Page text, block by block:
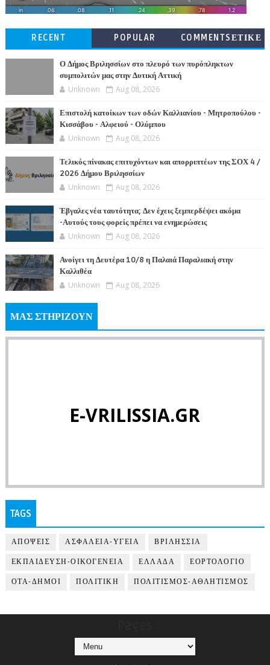
RECENT POPULAR
COMMENTSΕΤΙΚΕ
Ο Δήμος Βριλησσίων στο πλευρό των πυρόπληκτων
συμπολιτών μας στην Δυτική Αττική
Unknown Aug 08, 2026
Επιστολή κατοίκων των οδών Καλλιανίου - Μητροπούλου -
Κισσάβου - Αλφειού - Ολύμπου
Unknown Aug 08, 2026
Τελικός πίνακας επιτυχόντων και απορριπτέων της ΣΟΧ 4 /
2026 Δήμου Βριλησσίων
Unknown Aug 08, 2026
Έβγαλες νέα ταυτότητα; Δεν έχεις ξεμπερδέψει ακόμα
-Αυτούς τους φορείς πρέπει να ενημερώσεις
Unknown Aug 08, 2026
Ανοίγει τη Δευτέρα 10/8 η Παλαιά Παραλιακή στην
Καλλιθέα
Unknown Aug 08, 2026
ΜΑΣ ΣΤΗΡΙΖΟΥΝ
E-VRILISSIA.GR
TAGS
ΑΠΟΨΕΙΣ ΑΣΦΑΛΕΙΑ-ΥΓΕΙΑ ΒΡΙΛΗΣΣΙΑ
ΕΚΠΑΙΔΕΥΣΗ-ΟΙΚΟΓΕΝΕΙΑ ΕΛΛΑΔΑ ΕΟΡΤΟΛΟΓΙΟ
ΟΤΑ-ΔΗΜΟΙ ΠΟΛΙΤΙΚΗ ΠΟΛΙΤΙΣΜΟΣ-ΑΘΛΗΤΙΣΜΟΣ